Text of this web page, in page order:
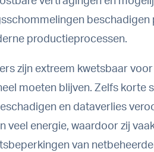
productieprocessen.
zijn extreem kwetsbaar
moeten blijven. Zelfs korte
en dataverlies
veel energie, waardoor zij
van